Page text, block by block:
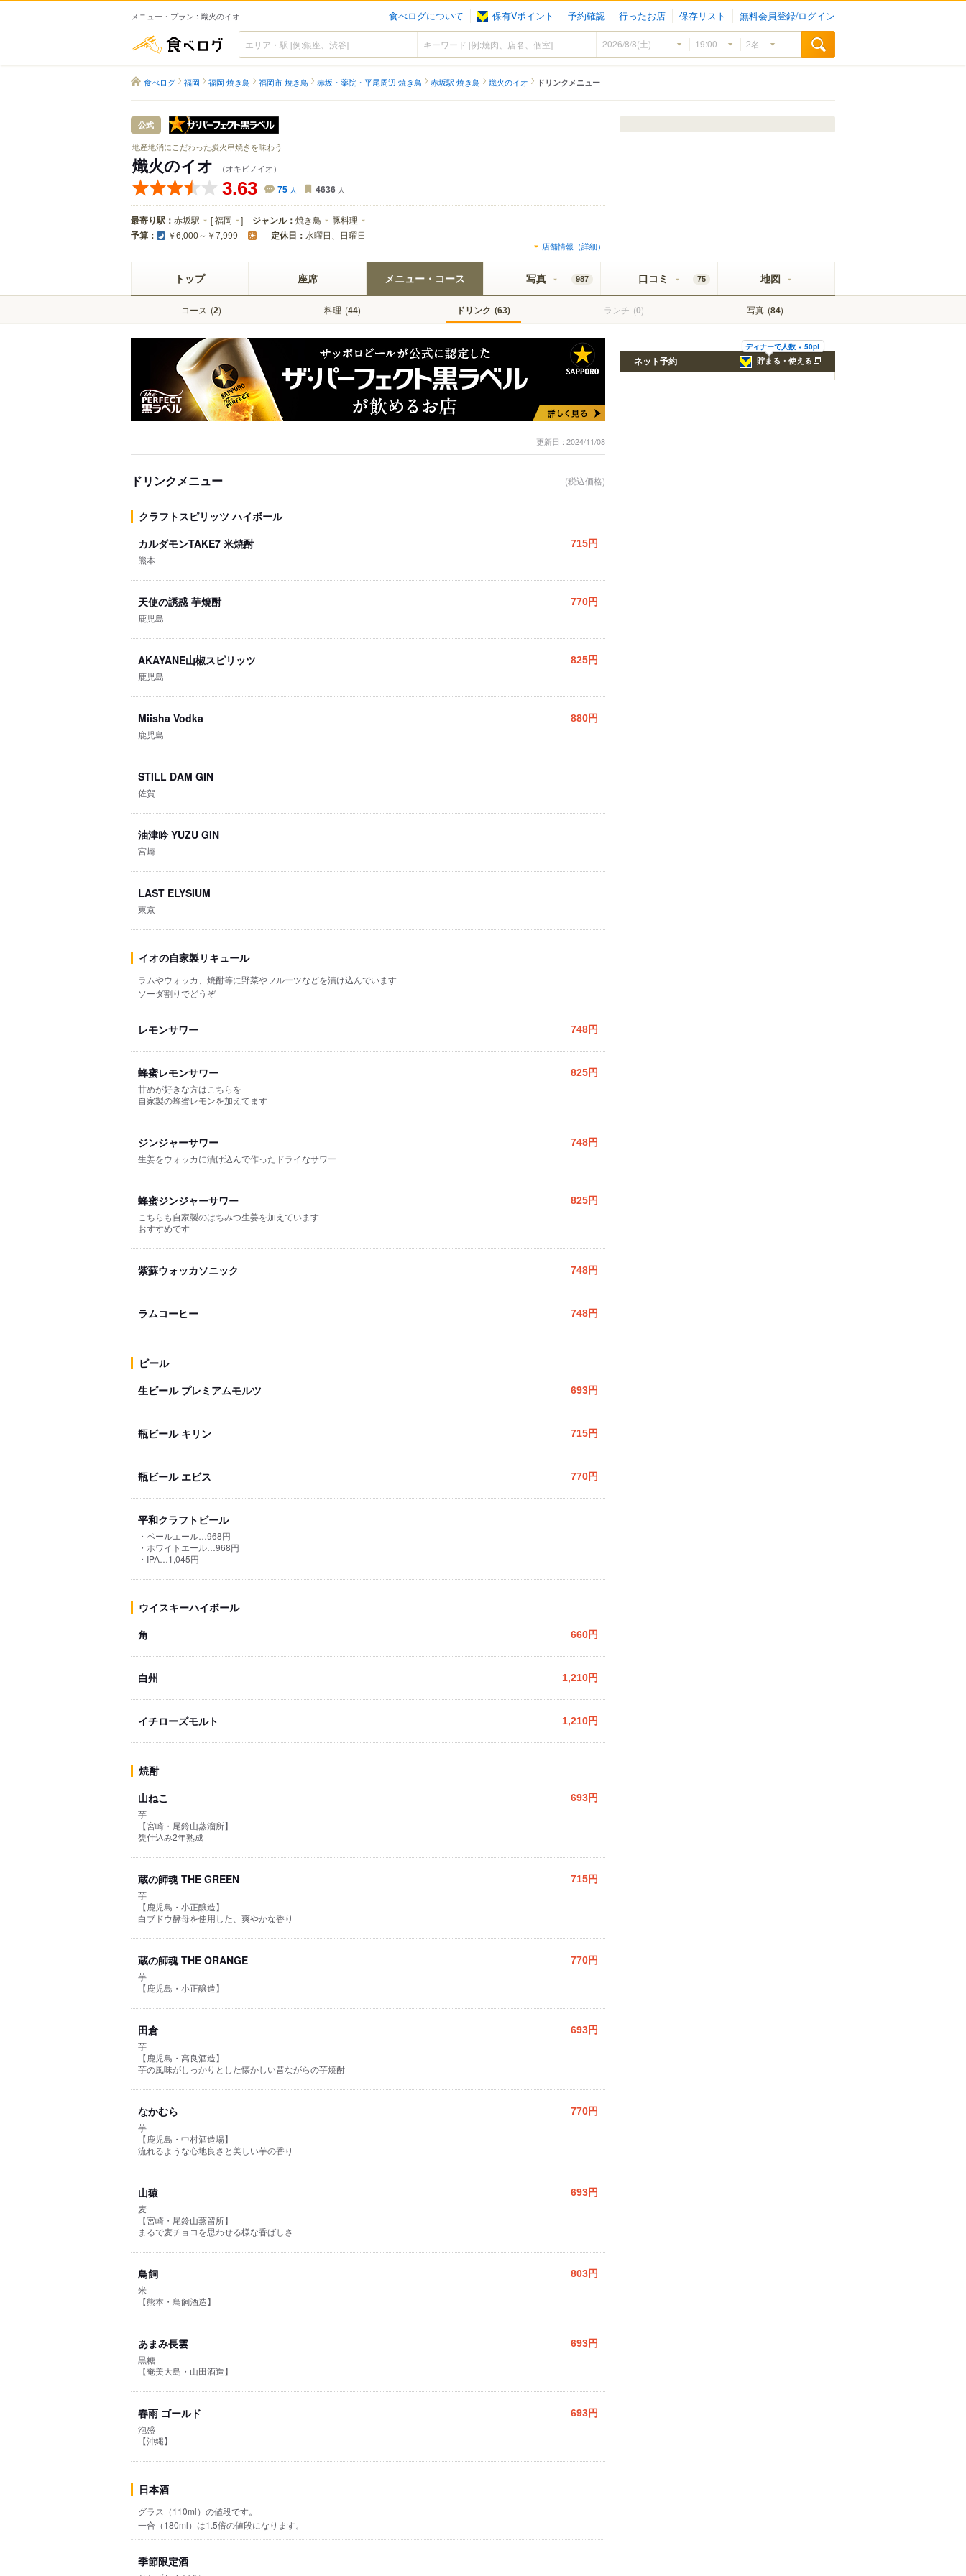
メニュー・プラン : 熾火のイオ 食べログについて 保有Vポイント 予約確認 行ったお店 保存リスト 無料会員登録/ログイン
食べログ
食べログ 福岡 福岡 焼き鳥 福岡市 焼き鳥 赤坂・薬院・平尾周辺 焼き鳥 赤坂駅 焼き鳥 熾火のイオ ドリンクメニュー
公式
地産地消にこだわった炭火串焼きを味わう
熾火のイオ （オキビノイオ）
3.63 75 人 4636 人
最寄り駅： 赤坂駅 [福岡 ] ジャンル： 焼き鳥 豚料理
予算： ￥6,000～￥7,999 - 定休日： 水曜日、日曜日
店舗情報（詳細）
トップ 座席 メニュー・コース
コース (2) 料理 (44) ドリンク (63) ランチ (0) 写真 (84)
写真 987 口コミ 75 地図
更新日 : 2024/11/08
ドリンクメニュー (税込価格)
クラフトスピリッツ ハイボール
カルダモンTAKE7 米焼酎
715円
熊本
天使の誘惑 芋焼酎 770円
鹿児島
AKAYANE山椒スピリッツ 825円
鹿児島
Miisha Vodka 880円
鹿児島
STILL DAM GIN
佐賀
油津吟 YUZU GIN
宮崎
LAST ELYSIUM
東京
イオの自家製リキュール
ラムやウォッカ、焼酎等に野菜やフルーツなどを漬け込んでいます
ソーダ割りでどうぞ
レモンサワー 748円
蜂蜜レモンサワー 825円
甘めが好きな方はこちらを
自家製の蜂蜜レモンを加えてます
ジンジャーサワー 748円
生姜をウォッカに漬け込んで作ったドライなサワー
蜂蜜ジンジャーサワー 825円
こちらも自家製のはちみつ生姜を加えています
おすすめです
紫蘇ウォッカソニック 748円
ラムコーヒー 748円
ビール
生ビール プレミアムモルツ
693円
瓶ビール キリン 715円
瓶ビール エビス 770円
平和クラフトビール
・ペールエール…968円
・ホワイトエール…968円
・IPA…1,045円
ウイスキーハイボール
角
660円
白州 1,210円
イチローズモルト 1,210円
焼酎
山ねこ
693円
芋
【宮崎・尾鈴山蒸溜所】
甕仕込み2年熟成
蔵の師魂 THE GREEN 715円
芋
【鹿児島・小正醸造】
白ブドウ酵母を使用した、爽やかな香り
蔵の師魂 THE ORANGE 770円
芋
【鹿児島・小正醸造】
田倉 693円
芋
【鹿児島・高良酒造】
芋の風味がしっかりとした懐かしい昔ながらの芋焼酎
なかむら 770円
芋
【鹿児島・中村酒造場】
流れるような心地良さと美しい芋の香り
山猿 693円
麦
【宮崎・尾鈴山蒸留所】
まるで麦チョコを思わせる様な香ばしさ
鳥飼 803円
米
【熊本・鳥飼酒造】
あまみ長雲 693円
黒糖
【奄美大島・山田酒造】
春雨 ゴールド 693円
泡盛
【沖縄】
日本酒
グラス（110ml）の値段です。
一合（180ml）は1.5倍の値段になります。
季節限定酒
ディナーで人数 × 50pt
貯まる・使える
ネット予約